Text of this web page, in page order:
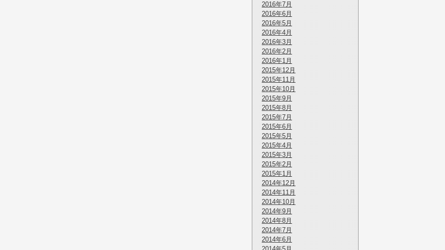
2016年7月
2016年6月
2016年5月
2016年4月
2016年3月
2016年2月
2016年1月
2015年12月
2015年11月
2015年10月
2015年9月
2015年8月
2015年7月
2015年6月
2015年5月
2015年4月
2015年3月
2015年2月
2015年1月
2014年12月
2014年11月
2014年10月
2014年9月
2014年8月
2014年7月
2014年6月